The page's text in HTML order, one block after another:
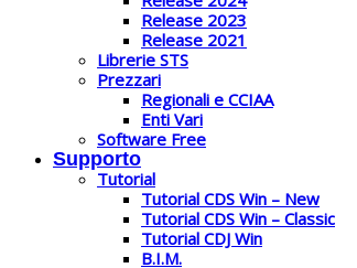
Release 2023
Release 2021
Librerie STS
Prezzari
Regionali e CCIAA
Enti Vari
Software Free
Supporto
Tutorial
Tutorial CDS Win – New
Tutorial CDS Win – Classic
Tutorial CDJ Win
B.I.M.